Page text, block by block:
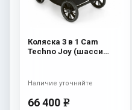
Коляска 3 в 1 Cam
Techno Joy (шасси
66 400 e
Наличие уточняйте